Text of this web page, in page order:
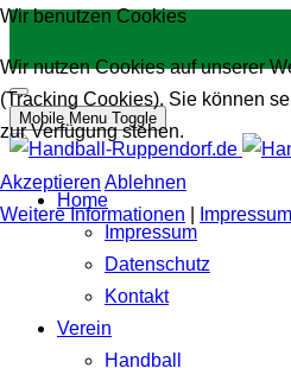
Mobile Menu Toggle
Home
Impressum
Datenschutz
Kontakt
Verein
Handball
Wir benutzen Cookies
Wir nutzen Cookies auf unserer
(Tracking Cookies). Sie können
zur Verfügung stehen.
Akzeptieren Ablehnen
Weitere Informationen
Impressum